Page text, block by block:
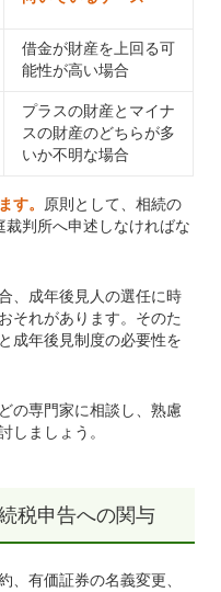
借金が財産を上回る可
能性が高い場合
プラスの財産とマイナ
スの財産のどちらが多
いか不明な場合
す。 原則として、相続の
判所へ申述しなければな
、成年後見人の選任に時
それがあります。そのた
成年後見制度の必要性を
の専門家に相談し、熟慮
しましょう。
税申告への関与
、有価証券の名義変更、